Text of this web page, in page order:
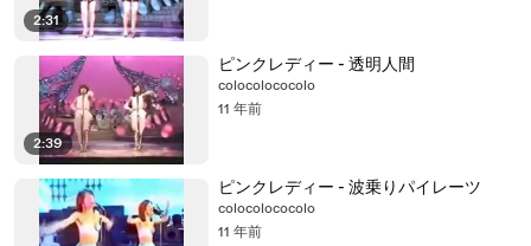
2:31
2:39
ピンクレディー - 透明人間
colocolococolo
11 年前
ピンクレディー - 波乗りパイレーツ
colocolococolo
11 年前